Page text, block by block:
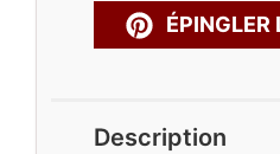
ÉPINGLER
Description